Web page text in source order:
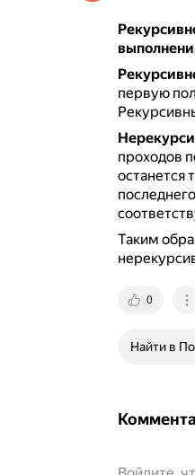
первую
проходов
останется
Таким
0
Найти в